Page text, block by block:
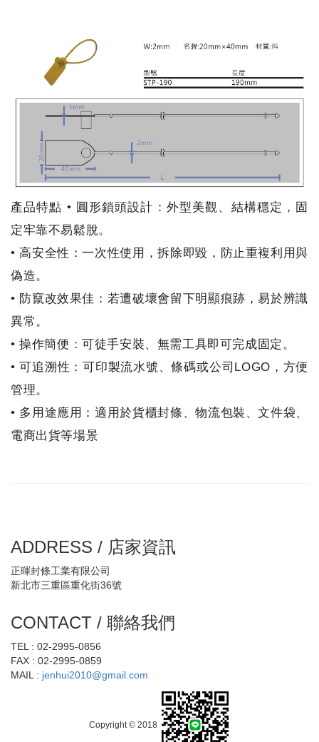
產品特點 • 圓形鎖頭設計：外型美觀、結構穩定，固
定牢靠不易鬆脫。
• 高安全性：一次性使用，拆除即毀，防止重複利用與
偽造。
• 防竄改效果佳：若遭破壞會留下明顯痕跡，易於辨識
異常。
• 操作簡便：可徒手安裝、無需工具即可完成固定。
• 可追溯性：可印製流水號、條碼或公司LOGO，方便
管理。
• 多用途應用：適用於貨櫃封條、物流包裝、文件袋、
電商出貨等場景
ADDRESS / 店家資訊
正暉封條工業有限公司
新北市三重區重化街36號
CONTACT / 聯絡我們
TEL : 02-2995-0856
FAX : 02-2995-0859
MAIL : jenhui2010@gmail.com
Copyright © 2018